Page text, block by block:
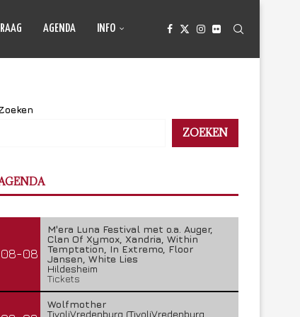
AGENDA INFO
ZOEKEN
08-08
M'era Luna Festival met o.a. Auger,
Clan Of Xymox, Xandria, Within
Temptation, In Extremo, Floor
Jansen, White Lies
Hildesheim
Tickets
Wolfmother
TivoliVredenburg (TivoliVredenburg